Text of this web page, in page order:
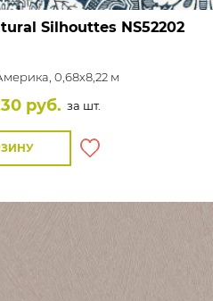
Silhouttes NS52202
0,68x8,22 м
руб. за шт.